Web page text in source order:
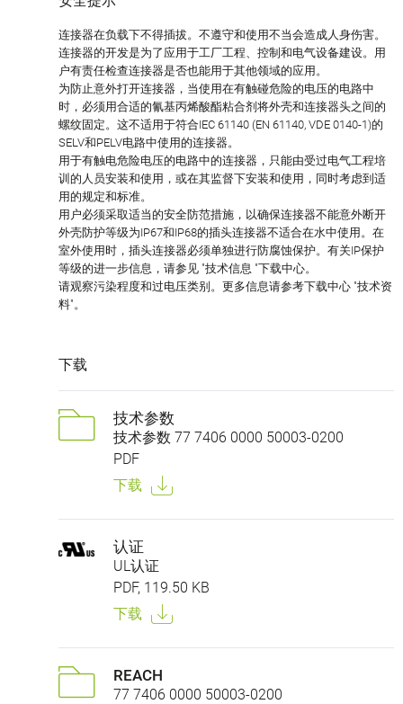
连接器在负载下不得插拔。不遵守和使用不当会造成人身伤害。
连接器的开发是为了应用于工厂工程、控制和电气设备建设。用
户有责任检查连接器是否也能用于其他领域的应用。
为防止意外打开连接器，当使用在有触碰危险的电压的电路中
时，必须用合适的氰基丙烯酸酯粘合剂将外壳和连接器头之间的
螺纹固定。这不适用于符合IEC 61140 (EN 61140, VDE 0140-1)的
SELV和PELV电路中使用的连接器。
用于有触电危险电压的电路中的连接器，只能由受过电气工程培
训的人员安装和使用，或在其监督下安装和使用，同时考虑到适
用的规定和标准。
用户必须采取适当的安全防范措施，以确保连接器不能意外断开
外壳防护等级为IP67和IP68的插头连接器不适合在水中使用。在
室外使用时，插头连接器必须单独进行防腐蚀保护。有关IP保护
等级的进一步信息，请参见 "技术信息 "下载中心。
请观察污染程度和过电压类别。更多信息请参考下载中心 "技术资
料"。
下载
技术参数
技术参数 77 7406 0000 50003-0200
PDF
下载
认证
UL认证
PDF, 119.50 KB
下载
REACH
77 7406 0000 50003-0200